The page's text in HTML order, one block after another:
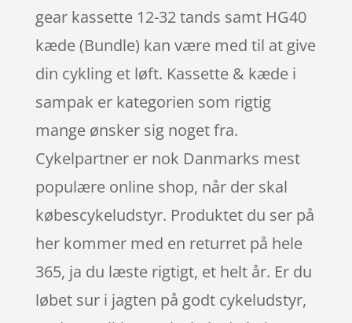
gear kassette 12-32 tands samt HG40
kæde (Bundle) kan være med til at give
din cykling et løft. Kassette & kæde i
sampak er kategorien som rigtig
mange ønsker sig noget fra.
Cykelpartner er nok Danmarks mest
populære online shop, når der skal
købescykeludstyr. Produktet du ser på
her kommer med en returret på hele
365, ja du læste rigtigt, et helt år. Er du
løbet sur i jagten på godt cykeludstyr,